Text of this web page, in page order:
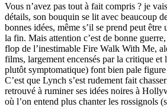
Vous n’avez pas tout à fait compris ? je
détails, son bouquin se lit avec beaucoup
bonnes idées, même s’il se prend peut
la fin. Mais attention c’est de bonne
flop de l’inestimable Fire Walk With Me,
films, largement encensés par la critique et
plutôt symptomatique) font bien pale figure
C’est que Lynch s’est rudement fait
retrouvé à ruminer ses idées noires à
où l’on entend plus chanter les rossignols